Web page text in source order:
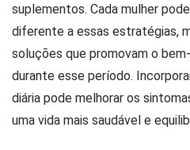
suplementos. Cada mulher
diferente a essas estratégias,
soluções que promovam o
durante esse período.
diária pode melhorar os
uma vida mais saudável e